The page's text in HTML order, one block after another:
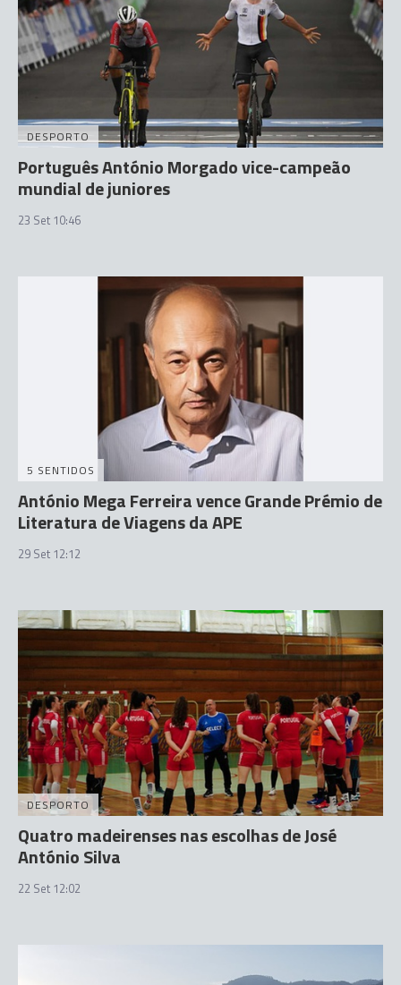
DESPORTO
Português António Morgado vice-campeão
mundial de juniores
23 Set 10:46
5 SENTIDOS
António Mega Ferreira vence Grande Prémio de
Literatura de Viagens da APE
29 Set 12:12
DESPORTO
Quatro madeirenses nas escolhas de José
António Silva
22 Set 12:02